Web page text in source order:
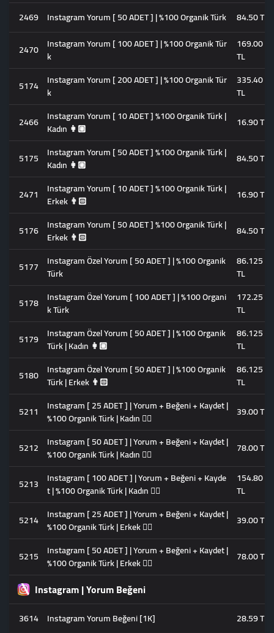
2469 Instagram Yorum [ 50 ADET ] | %100 Organik Türk 84.50 TL
2470 Instagram Yorum [ 100 ADET ] | %100 Organik Tür
k
169.00
TL
5174 Instagram Yorum [ 200 ADET ] | %100 Organik Tür
k
335.40
TL
2466 Instagram Yorum [ 10 ADET ] %100 Organik Türk |
Kadın 👩🏼
16.90 TL
5175
Instagram Yorum [ 50 ADET ] %100 Organik Türk |
Kadın 👩🏼
84.50 TL
2471
Instagram Yorum [ 10 ADET ] %100 Organik Türk |
Erkek 👨🏻
16.90 TL
5176 Instagram Yorum [ 50 ADET ] %100 Organik Türk |
Erkek 👨🏻
84.50 TL
5177
Instagram Özel Yorum [ 50 ADET ] | %100 Organik
Türk
86.125
TL
5178 Instagram Özel Yorum [ 100 ADET ] | %100 Organi
k Türk
172.25
TL
5179 Instagram Özel Yorum [ 50 ADET ] | %100 Organik
Türk | Kadın 👩🏼
86.125
TL
5180 Instagram Özel Yorum [ 50 ADET ] | %100 Organik
Türk | Erkek 👨🏻
86.125
TL
5211
Instagram [ 25 ADET ] | Yorum + Beğeni + Kaydet |
%100 Organik Türk | Kadın 👱‍♀️
39.00 TL
5212
Instagram [ 50 ADET ] | Yorum + Beğeni + Kaydet |
%100 Organik Türk | Kadın 👱‍♀️
78.00 TL
5213
Instagram [ 100 ADET ] | Yorum + Beğeni + Kayde
t | %100 Organik Türk | Kadın 👱‍♀️
154.80
TL
5214 Instagram [ 25 ADET ] | Yorum + Beğeni + Kaydet |
%100 Organik Türk | Erkek 🧔‍♂️
39.00 TL
5215
Instagram [ 50 ADET ] | Yorum + Beğeni + Kaydet |
%100 Organik Türk | Erkek 🧔‍♂️
78.00 TL
Instagram | Yorum Beğeni
3614 Instagram Yorum Beğeni [1K]
28.59 TL